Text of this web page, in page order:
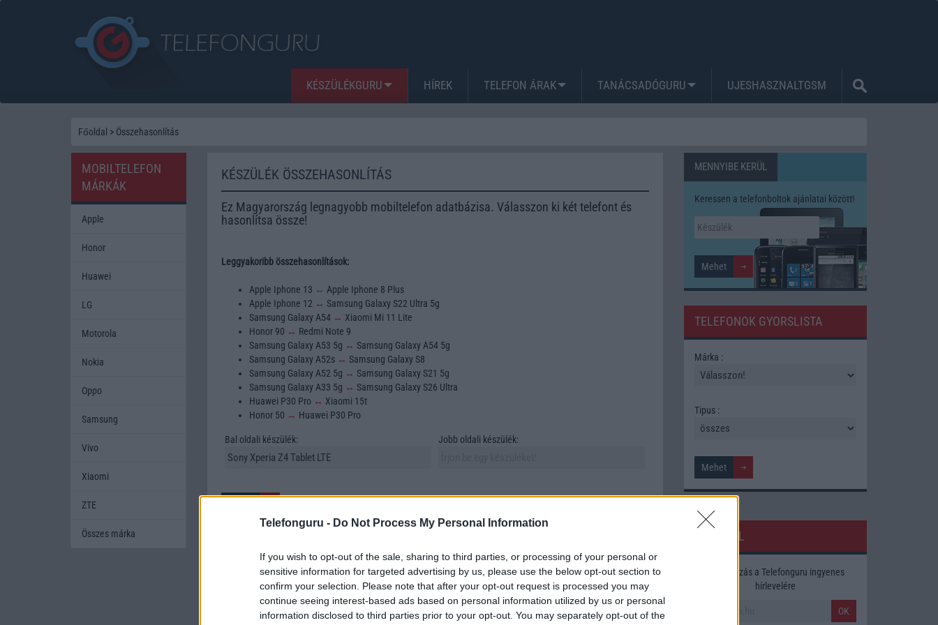
Telefonguru - Do Not Process My Personal Information
If you wish to opt-out of the sale, sharing to third parties, or processing of your personal or
sensitive information for targeted advertising by us, please use the below opt-out section to
confirm your selection. Please note that after your opt-out request is processed you may
continue seeing interest-based ads based on personal information utilized by us or personal
information disclosed to third parties prior to your opt-out. You may separately opt-out of the
KÉSZÜLÉKGURU HÍREK TELEFON ÁRAK TANÁCSADÓGURU UJESHASZNALTGSM
Főoldal > Összehasonlítás
KÉSZÜLÉK ÖSSZEHASONLÍTÁS
Ez Magyarország legnagyobb mobiltelefon adatbázisa. Válasszon ki két telefont és
hasonlítsa össze!
Leggyakoribb összehasonlítások:
Apple Iphone 13 ↔ Apple Iphone 8 Plus
Apple Iphone 12 ↔ Samsung Galaxy S22 Ultra 5g
Samsung Galaxy A54 ↔ Xiaomi Mi 11 Lite
Honor 90 ↔ Redmi Note 9
Samsung Galaxy A53 5g ↔ Samsung Galaxy A54 5g
Samsung Galaxy A52s ↔ Samsung Galaxy S8
Samsung Galaxy A52 5g ↔ Samsung Galaxy S21 5g
Samsung Galaxy A33 5g ↔ Samsung Galaxy S26 Ultra
Huawei P30 Pro ↔ Xiaomi 15t
Honor 50 ↔ Huawei P30 Pro
Bal oldali készülék: Jobb oldali készülék:
A mobiltelefonok kiválasztása és összehasonlítása az egyik legfontosabb feladat azok számára, akik új
készüléket szeretnének vásárolni. A mobiltelefonok sokfélesége azonban számos szempontot vonz magára,
amikor két készüléket hasonlítunk össze. Ebben a cikkben összehasonlítunk két szabadon választott
mobiltelefont, és segítünk megtalálni azokat az elemeket, amelyek a döntésünket meghatározzák.
MENNYIBE KERÜL
Keressen a telefonboltok ajánlatai között!
TELEFONOK GYORSLISTA
Márka :
Tipus :
HÍRLEVÉL
Feliratkozás a Telefonguru ingyenes
hírlevelére
OK
MOBILTELEFON
MÁRKÁK
Apple
Honor
Huawei
LG
Motorola
Nokia
Oppo
Samsung
Vivo
Xiaomi
ZTE
Összes márka